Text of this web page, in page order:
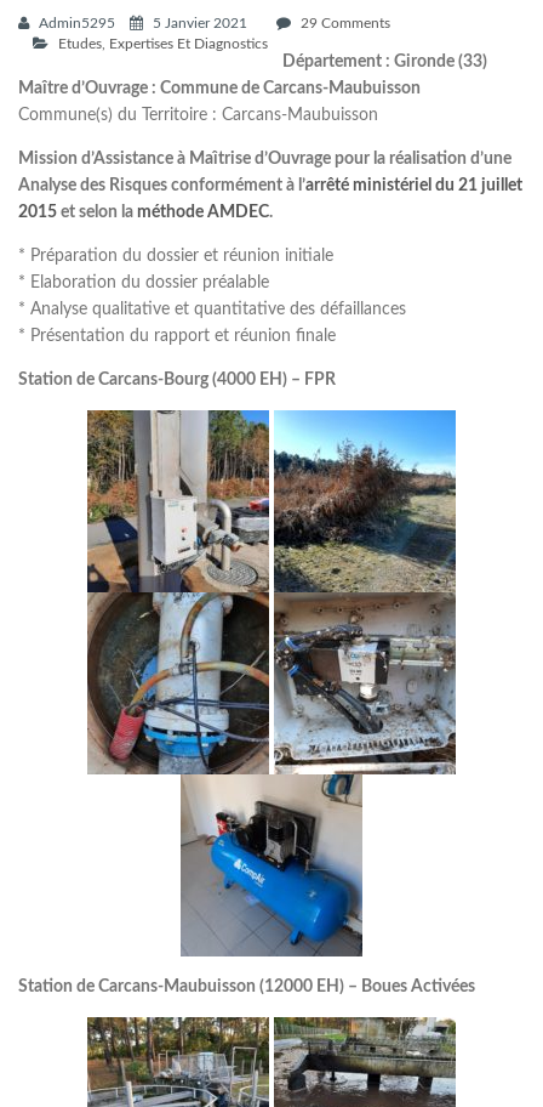
Admin5295 5 Janvier 2021
29 Comments
Etudes, Expertises Et Diagnostics
Département : Gironde (33)
Maître d’Ouvrage : Commune de Carcans-Maubuisson
Commune(s) du Territoire : Carcans-Maubuisson
Mission d’Assistance à Maı̂trise d’Ouvrage pour la réalisation d’une
Analyse des Risques conformément à l’arrêté ministériel du 21 juillet
2015 et selon la méthode AMDEC.
* Préparation du dossier et réunion initiale
* Elaboration du dossier préalable
* Analyse qualitative et quantitative des défaillances
* Présentation du rapport et réunion finale
Station de Carcans-Bourg (4000 EH) – FPR
Station de Carcans-Maubuisson (12000 EH) – Boues Activées